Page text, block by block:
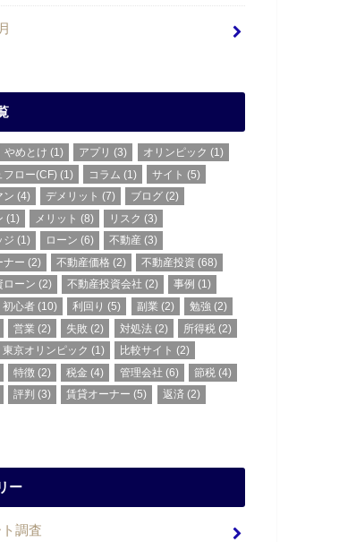
やめとけ (1) アプリ (3) オリンピック (1)
フロー(CF) (1) コラム (1) サイト (5)
ン (4) デメリット (7) ブログ (2)
(1) メリット (8) リスク (3)
ジ (1) ローン (6) 不動産 (3)
ナー (2) 不動産価格 (2) 不動産投資 (68)
ローン (2) 不動産投資会社 (2) 事例 (1)
初心者 (10) 利回り (5) 副業 (2) 勉強 (2)
営業 (2) 失敗 (2) 対処法 (2) 所得税 (2)
東京オリンピック (1) 比較サイト (2)
特徴 (2) 税金 (4) 管理会社 (6) 節税 (4)
評判 (3) 賃貸オーナー (5) 返済 (2)
ー
調査